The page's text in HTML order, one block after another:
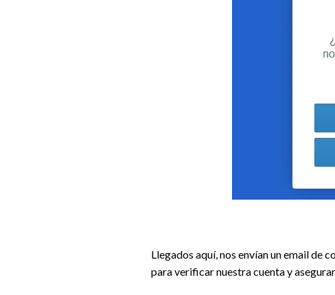
Llegados aquí, nos envían un email de
para verificar nuestra cuenta y